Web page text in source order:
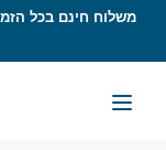
משלוח חינם בכל הזמנה
חפש